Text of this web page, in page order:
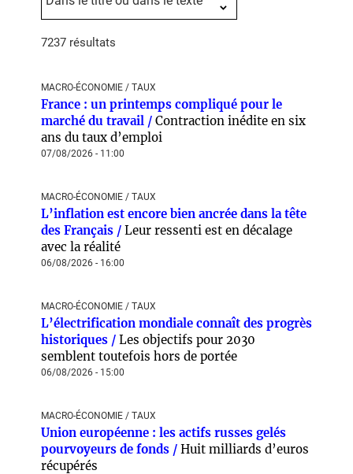
7237 résultats
MACRO-ÉCONOMIE / TAUX
France : un printemps compliqué pour le
marché du travail / Contraction inédite en six
ans du taux d’emploi
07/08/2026 - 11:00
MACRO-ÉCONOMIE / TAUX
L’inflation est encore bien ancrée dans la tête
des Français / Leur ressenti est en décalage
avec la réalité
06/08/2026 - 16:00
MACRO-ÉCONOMIE / TAUX
L’électrification mondiale connaît des progrès
historiques / Les objectifs pour 2030
semblent toutefois hors de portée
06/08/2026 - 15:00
MACRO-ÉCONOMIE / TAUX
Union européenne : les actifs russes gelés
pourvoyeurs de fonds / Huit milliards d’euros
récupérés